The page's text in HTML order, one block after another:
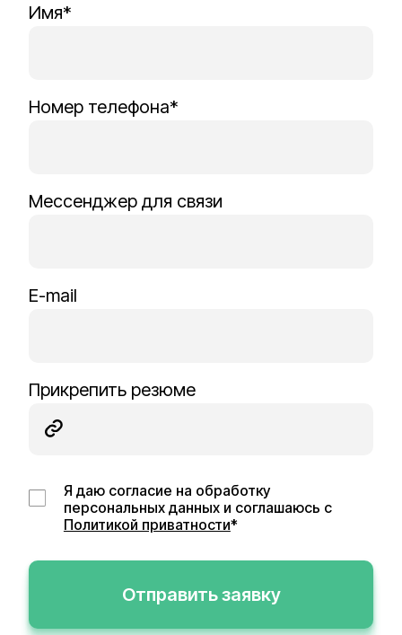
Имя*
Номер телефона*
Мессенджер для связи
E-mail
Прикрепить резюме
Я даю согласие на обработку
персональных данных и соглашаюсь с
Политикой приватности*
Отправить заявку